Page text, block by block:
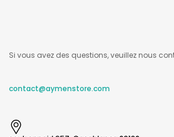
Si vous avez des questions, veuillez nous
contact@aymenstore.com